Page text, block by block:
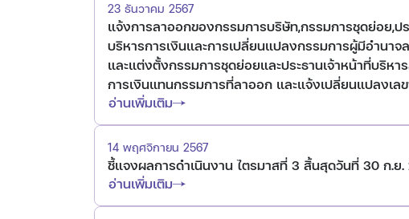
23 ธันวาคม 2567
แจ้งการลาออกของกรรมการบริษัท,กรรมการชุดย่อย,ปร
บริหารการเงินและการเปลี่ยนแปลงกรรมการผู้มีอำนา
และแต่งตั้งกรรมการชุดย่อยและประธานเจ้าหน้าที่บริห
การเงินแทนกรรมการที่ลาออก และแจ้งเปลี่ยนแปลงเล
อ่านเพิ่มเติม
14 พฤศจิกายน 2567
ชี้แจงผลการดำเนินงาน ไตรมาสที่ 3 สิ้นสุดวันที่ 30 ก.ย.
อ่านเพิ่มเติม